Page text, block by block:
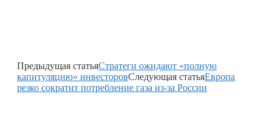
Предыдущая статьяСтратеги ожидают «полную
капитуляцию» инвесторовСледующая статьяЕвропа
резко сократит потребление газа из-за России